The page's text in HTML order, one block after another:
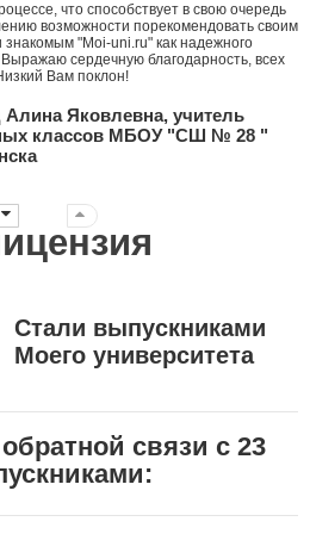
что способствует в свою очередь
возможности порекомендовать своим
знакомым "Moi-uni.ru" как надежного
сердечную благодарность, всех
Вам поклон!
Алина Яковлевна, учитель
классов МБОУ "СШ № 28 "
мне первым рассказал про АМО и я их
в работу, вводя в ступор коллег. За
дружбы ты давал мне креативные
думать, двигаться дальше
крыша твоего университета!!!
Светлана Вячеславовна,
ДО-2, ГБОУ Школа №657 г.
в ногу со временем! Здесь каждый
курс, необходимый ему, именно в
для повышения своей
компетенции. Современное
Стали выпускниками
Моего университета
связи с 23